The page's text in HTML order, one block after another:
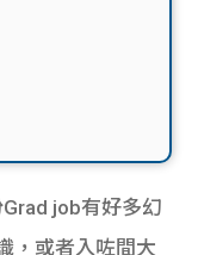
job有好多幻
，或者入咗間大